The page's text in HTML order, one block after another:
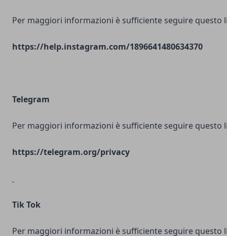
Per maggiori informazioni è sufficiente seguire questo
https://help.instagram.com/1896641480634370
Telegram
Per maggiori informazioni è sufficiente seguire questo
https://telegram.org/privacy
Tik Tok
Per maggiori informazioni è sufficiente seguire questo